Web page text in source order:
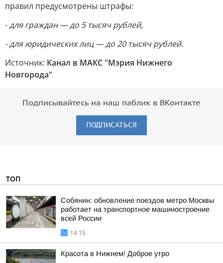
правил предусмотрены штрафы:
-для граждан — до 5 тысяч рублей,
- для юридических лиц — до 20 тысяч рублей.
Источник: Канал в МАКС "Мэрия Нижнего
Новгорода"
Подписывайтесь на наш паблик в ВКонтакте
ПОДПИСАТЬСЯ
ТОП
Собянин: обновление поездов метро Москвы
работает на транспортное машиностроение
всей России
14:15
Красота в Нижнем! Доброе утро